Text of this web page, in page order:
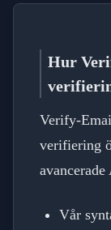
Hur
Verify-
verifiering
avancerade
Vår